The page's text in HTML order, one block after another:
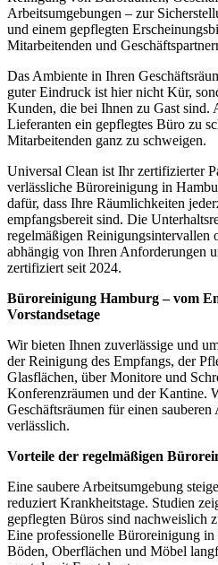
Arbeitsumgebungen – zur
und einem gepflegten
Mitarbeitenden und
Das Ambiente in Ihren
guter Eindruck ist hier nicht Kür,
Kunden, die bei Ihnen zu Gast sind.
Lieferanten ein gepflegtes Büro zu
Mitarbeitenden ganz zu schweigen.
Universal Clean ist Ihr zertifizierter
verlässliche Büroreinigung in
dafür, dass Ihre Räumlichkeiten
empfangsbereit sind. Die
regelmäßigen Reinigungsintervallen
abhängig von Ihren Anforderungen
zertifiziert seit 2024.
Büroreinigung Hamburg – vom
Vorstandsetage
Wir bieten Ihnen zuverlässige und
der Reinigung des Empfangs, der
Glasflächen, über Monitore und
Konferenzräumen und der Kantine.
Geschäftsräumen für einen
verlässlich.
Vorteile der regelmäßigen
Eine saubere Arbeitsumgebung
reduziert Krankheitstage. Studien
gepflegten Büros sind nachweislich
Eine professionelle Büroreinigung
Böden, Oberflächen und Möbel